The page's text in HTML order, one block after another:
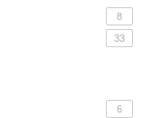
8
33
6